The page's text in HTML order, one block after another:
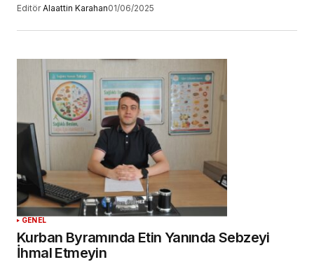
Editör Alaattin Karahan01/06/2025
GENEL
Kurban Byramında Etin Yanında Sebzeyi
İhmal Etmeyin